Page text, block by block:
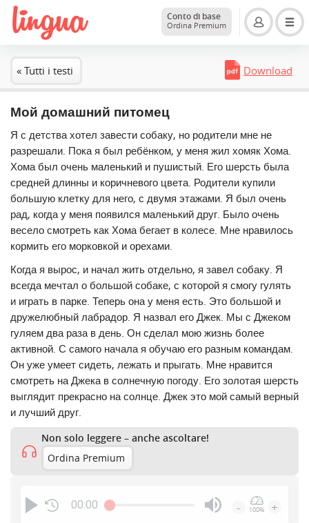
Conto di base
Ordina Premium
« Tutti i testi Download
Мой домашний питомец
Я с детства хотел завести собаку, но родители мне не
разрешали. Пока я был ребёнком, у меня жил хомяк Хома.
Хома был очень маленький и пушистый. Его шерсть была
средней длинны и коричневого цвета. Родители купили
большую клетку для него, с двумя этажами. Я был очень
рад, когда у меня появился маленький друг. Было очень
весело смотреть как Хома бегает в колесе. Мне нравилось
кормить его морковкой и орехами.
Когда я вырос, и начал жить отдельно, я завел собаку. Я
всегда мечтал о большой собаке, с которой я смогу гулять
и играть в парке. Теперь она у меня есть. Это большой и
дружелюбный лабрадор. Я назвал его Джек. Мы с Джеком
гуляем два раза в день. Он сделал мою жизнь более
активной. С самого начала я обучаю его разным командам.
Он уже умеет сидеть, лежать и прыгать. Мне нравится
смотреть на Джека в солнечную погоду. Его золотая шерсть
выглядит прекрасно на солнце. Джек это мой самый верный
и лучший друг.
Non solo leggere – anche ascoltare!
Ordina Premium
00:00 - 100% +